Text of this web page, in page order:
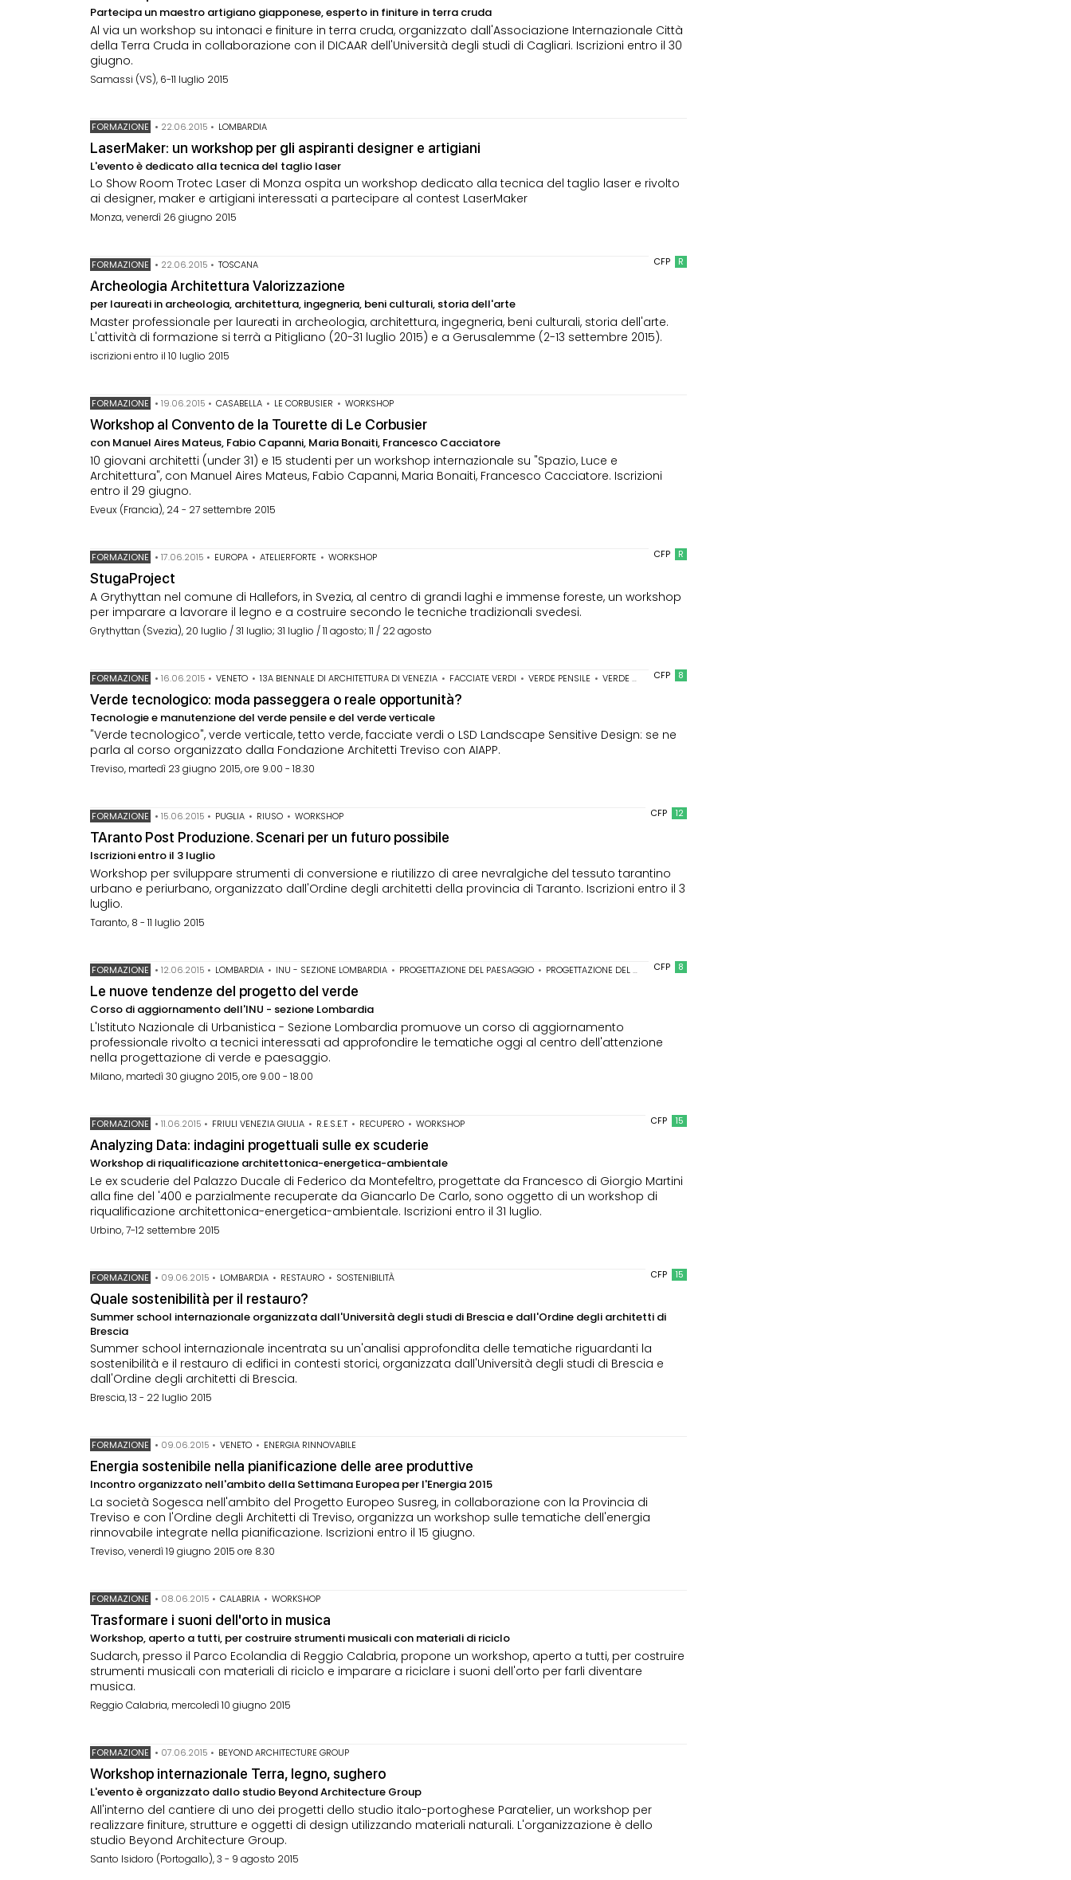
Partecipa un maestro artigiano giapponese, esperto in finiture in terra cruda
Al via un workshop su intonaci e finiture in terra cruda, organizzato dall'Associazione Internazionale Città
della Terra Cruda in collaborazione con il DICAAR dell'Università degli studi di Cagliari. Iscrizioni entro il 30
giugno.
Samassi (VS), 6-11 luglio 2015
FORMAZIONE • 22.06.2015 • LOMBARDIA
LaserMaker: un workshop per gli aspiranti designer e artigiani
L'evento è dedicato alla tecnica del taglio laser
Lo Show Room Trotec Laser di Monza ospita un workshop dedicato alla tecnica del taglio laser e rivolto
ai designer, maker e artigiani interessati a partecipare al contest LaserMaker
Monza, venerdì 26 giugno 2015
CFP R
FORMAZIONE • 22.06.2015 • TOSCANA
Archeologia Architettura Valorizzazione
per laureati in archeologia, architettura, ingegneria, beni culturali, storia dell'arte
Master professionale per laureati in archeologia, architettura, ingegneria, beni culturali, storia dell'arte.
L'attività di formazione si terrà a Pitigliano (20-31 luglio 2015) e a Gerusalemme (2-13 settembre 2015).
iscrizioni entro il 10 luglio 2015
FORMAZIONE •19.06.2015 • CASABELLA • LE CORBUSIER • WORKSHOP
Workshop al Convento de la Tourette di Le Corbusier
con Manuel Aires Mateus, Fabio Capanni, Maria Bonaiti, Francesco Cacciatore
10 giovani architetti (under 31) e 15 studenti per un workshop internazionale su "Spazio, Luce e
Architettura", con Manuel Aires Mateus, Fabio Capanni, Maria Bonaiti, Francesco Cacciatore. Iscrizioni
entro il 29 giugno.
Eveux (Francia), 24 - 27 settembre 2015
CFP R
FORMAZIONE •17.06.2015 • EUROPA • ATELIERFORTE • WORKSHOP
StugaProject
A Grythyttan nel comune di Hallefors, in Svezia, al centro di grandi laghi e immense foreste, un workshop
per imparare a lavorare il legno e a costruire secondo le tecniche tradizionali svedesi.
Grythyttan (Svezia), 20 luglio / 31 luglio; 31 luglio / 11 agosto; 11 / 22 agosto
CFP 8
FORMAZIONE •16.06.2015 • VENETO • 13A BIENNALE DI ARCHITETTURA DI VENEZIA • FACCIATE VERDI • VERDE PENSILE • VERDE VERTICALE
Verde tecnologico: moda passeggera o reale opportunità?
Tecnologie e manutenzione del verde pensile e del verde verticale
"Verde tecnologico", verde verticale, tetto verde, facciate verdi o LSD Landscape Sensitive Design: se ne
parla al corso organizzato dalla Fondazione Architetti Treviso con AIAPP.
Treviso, martedì 23 giugno 2015, ore 9.00 - 18.30
CFP 12
FORMAZIONE •15.06.2015 • PUGLIA • RIUSO • WORKSHOP
TAranto Post Produzione. Scenari per un futuro possibile
Iscrizioni entro il 3 luglio
Workshop per sviluppare strumenti di conversione e riutilizzo di aree nevralgiche del tessuto tarantino
urbano e periurbano, organizzato dall'Ordine degli architetti della provincia di Taranto. Iscrizioni entro il 3
luglio.
Taranto, 8 - 11 luglio 2015
CFP 8
FORMAZIONE •12.06.2015 • LOMBARDIA • INU - SEZIONE LOMBARDIA • PROGETTAZIONE DEL PAESAGGIO • PROGETTAZIONE DEL VERDE
Le nuove tendenze del progetto del verde
Corso di aggiornamento dell'INU - sezione Lombardia
L'Istituto Nazionale di Urbanistica - Sezione Lombardia promuove un corso di aggiornamento
professionale rivolto a tecnici interessati ad approfondire le tematiche oggi al centro dell'attenzione
nella progettazione di verde e paesaggio.
Milano, martedì 30 giugno 2015, ore 9.00 - 18.00
CFP 15
FORMAZIONE •11.06.2015 • FRIULI VENEZIA GIULIA • R.E.S.E.T • RECUPERO • WORKSHOP
Analyzing Data: indagini progettuali sulle ex scuderie
Workshop di riqualificazione architettonica-energetica-ambientale
Le ex scuderie del Palazzo Ducale di Federico da Montefeltro, progettate da Francesco di Giorgio Martini
alla fine del '400 e parzialmente recuperate da Giancarlo De Carlo, sono oggetto di un workshop di
riqualificazione architettonica-energetica-ambientale. Iscrizioni entro il 31 luglio.
Urbino, 7-12 settembre 2015
CFP 15
FORMAZIONE • 09.06.2015 • LOMBARDIA • RESTAURO • SOSTENIBILITÀ
Quale sostenibilità per il restauro?
Summer school internazionale organizzata dall'Università degli studi di Brescia e dall'Ordine degli architetti di
Brescia
Summer school internazionale incentrata su un'analisi approfondita delle tematiche riguardanti la
sostenibilità e il restauro di edifici in contesti storici, organizzata dall'Università degli studi di Brescia e
dall'Ordine degli architetti di Brescia.
Brescia, 13 - 22 luglio 2015
FORMAZIONE • 09.06.2015 • VENETO • ENERGIA RINNOVABILE
Energia sostenibile nella pianificazione delle aree produttive
Incontro organizzato nell'ambito della Settimana Europea per l'Energia 2015
La società Sogesca nell'ambito del Progetto Europeo Susreg, in collaborazione con la Provincia di
Treviso e con l'Ordine degli Architetti di Treviso, organizza un workshop sulle tematiche dell'energia
rinnovabile integrate nella pianificazione. Iscrizioni entro il 15 giugno.
Treviso, venerdì 19 giugno 2015 ore 8.30
FORMAZIONE • 08.06.2015 • CALABRIA • WORKSHOP
Trasformare i suoni dell'orto in musica
Workshop, aperto a tutti, per costruire strumenti musicali con materiali di riciclo
Sudarch, presso il Parco Ecolandia di Reggio Calabria, propone un workshop, aperto a tutti, per costruire
strumenti musicali con materiali di riciclo e imparare a riciclare i suoni dell'orto per farli diventare
musica.
Reggio Calabria, mercoledì 10 giugno 2015
FORMAZIONE • 07.06.2015 • BEYOND ARCHITECTURE GROUP
Workshop internazionale Terra, legno, sughero
L'evento è organizzato dallo studio Beyond Architecture Group
All'interno del cantiere di uno dei progetti dello studio italo-portoghese Paratelier, un workshop per
realizzare finiture, strutture e oggetti di design utilizzando materiali naturali. L'organizzazione è dello
studio Beyond Architecture Group.
Santo Isidoro (Portogallo), 3 - 9 agosto 2015